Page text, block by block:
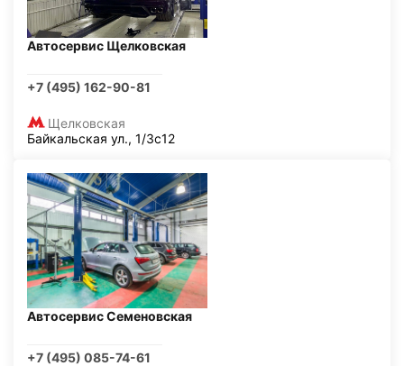
Автосервис Щелковская
+7 (495) 162-90-81
Щелковская
Байкальская ул., 1/3с12
Автосервис Семеновская
+7 (495) 085-74-61